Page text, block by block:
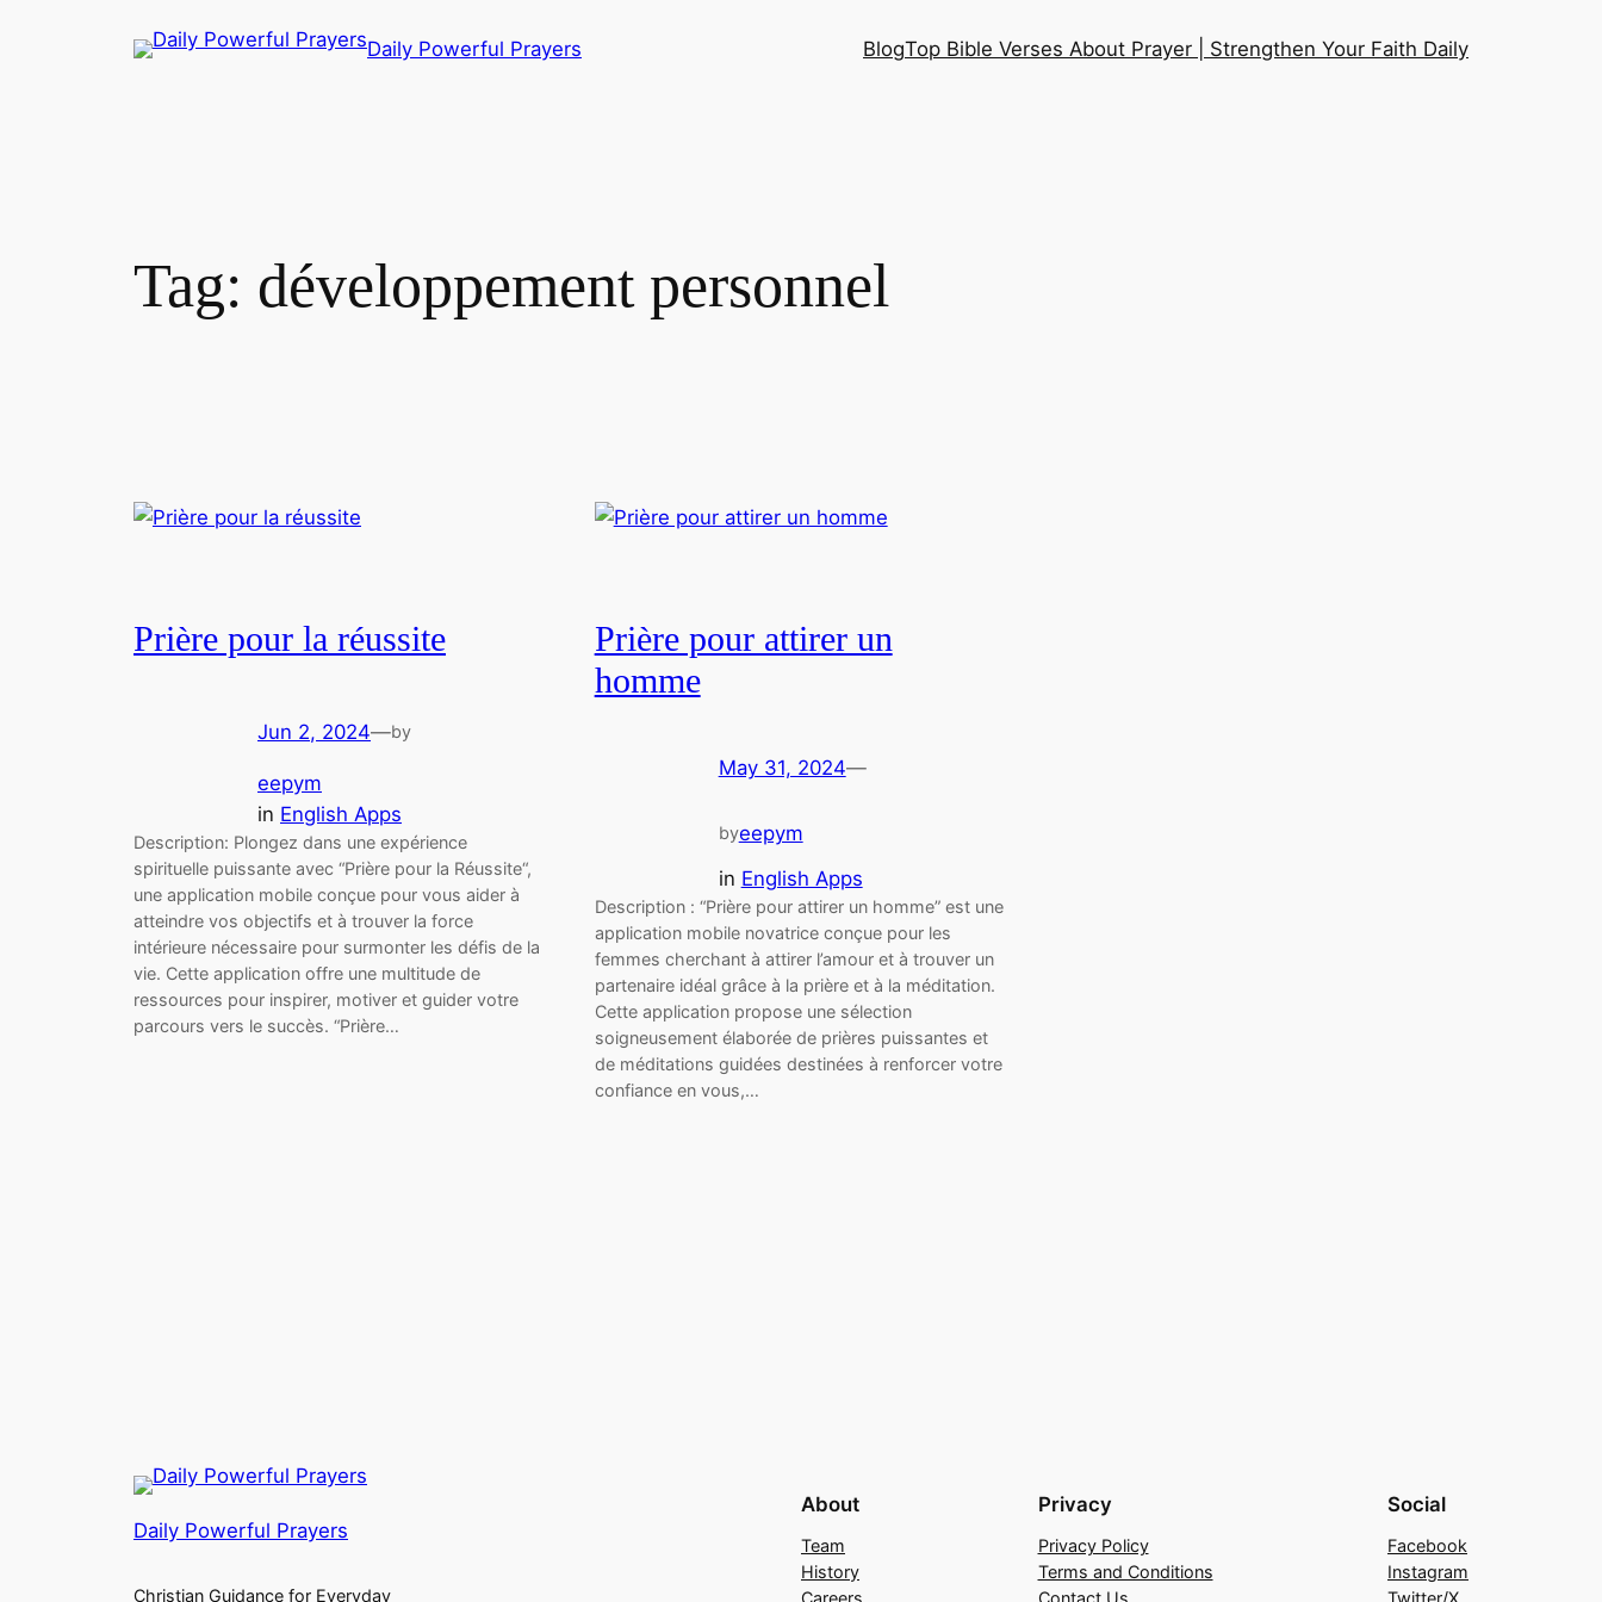
Daily Powerful Prayers BlogTop Bible Verses About Prayer | Strengthen Your Faith Daily
Tag: développement personnel
Prière pour la réussite
Jun 2, 2024—by
eepym
in English Apps
Description: Plongez dans une expérience
spirituelle puissante avec “Prière pour la Réussite“,
une application mobile conçue pour vous aider à
atteindre vos objectifs et à trouver la force
intérieure nécessaire pour surmonter les défis de la
vie. Cette application offre une multitude de
ressources pour inspirer, motiver et guider votre
parcours vers le succès. “Prière…
Prière pour attirer un
homme
May 31, 2024—
byeepym
in English Apps
Description : “Prière pour attirer un homme” est une
application mobile novatrice conçue pour les
femmes cherchant à attirer l’amour et à trouver un
partenaire idéal grâce à la prière et à la méditation.
Cette application propose une sélection
soigneusement élaborée de prières puissantes et
de méditations guidées destinées à renforcer votre
confiance en vous,…
Daily Powerful Prayers
Christian Guidance for Everyday
About
Team
History
Privacy
Privacy Policy
Terms and Conditions
Social
Facebook
Instagram